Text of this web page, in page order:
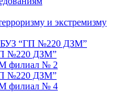
и экстремизму
“ГП №220 ДЗМ”
№220 ДЗМ”
филиал № 2
№220 ДЗМ”
филиал № 4